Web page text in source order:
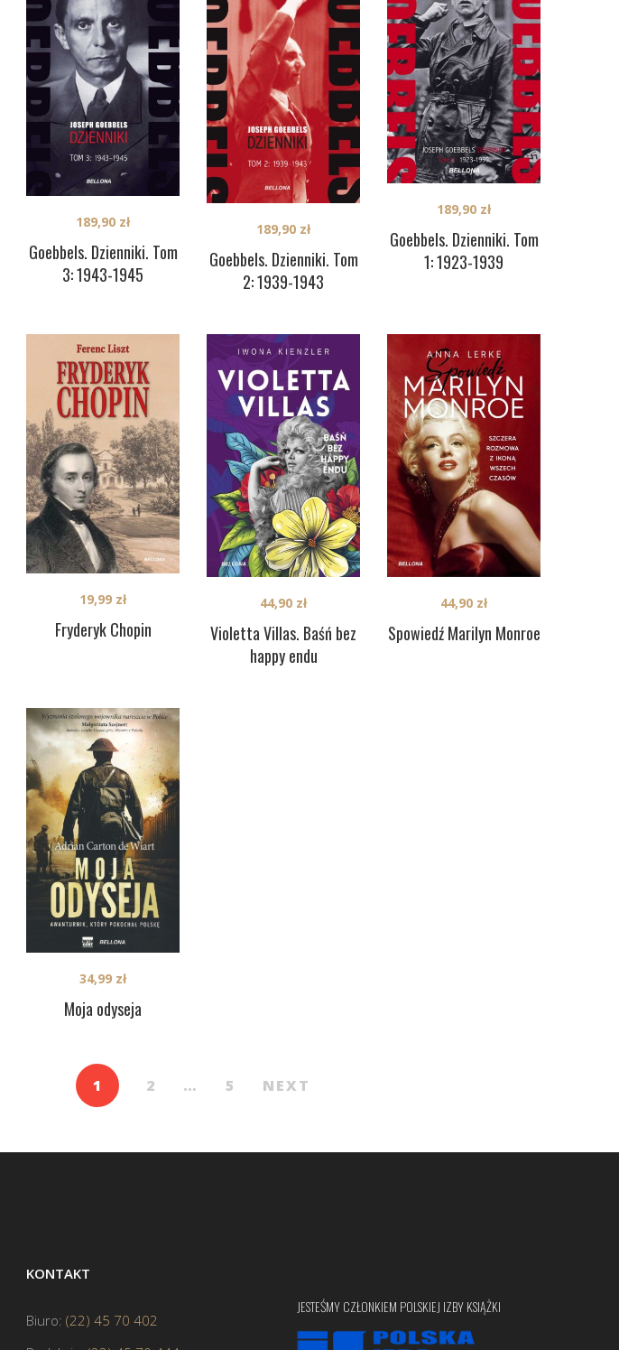
Goebbels. Dzienniki. Tom
3: 1943-1945
189,90 zł
Goebbels. Dzienniki. Tom
2: 1939-1943
189,90 zł
Goebbels. Dzienniki. Tom
1: 1923-1939
189,90 zł
Fryderyk Chopin
19,99 zł
Violetta Villas. Baśń bez
happy endu
44,90 zł
Spowiedź Marilyn Monroe
44,90 zł
Moja odyseja
34,99 zł
1 2 … 5 NEXT
KONTAKT
Biuro: (22) 45 70 402
JESTEŚMY CZŁONKIEM POLSKIEJ IZBY KSIĄŻKI